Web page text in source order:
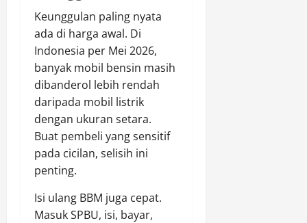
Keunggulan paling nyata
ada di harga awal. Di
Indonesia per Mei 2026,
banyak mobil bensin masih
dibanderol lebih rendah
daripada mobil listrik
dengan ukuran setara.
Buat pembeli yang sensitif
pada cicilan, selisih ini
penting.
Isi ulang BBM juga cepat.
Masuk SPBU, isi, bayar,